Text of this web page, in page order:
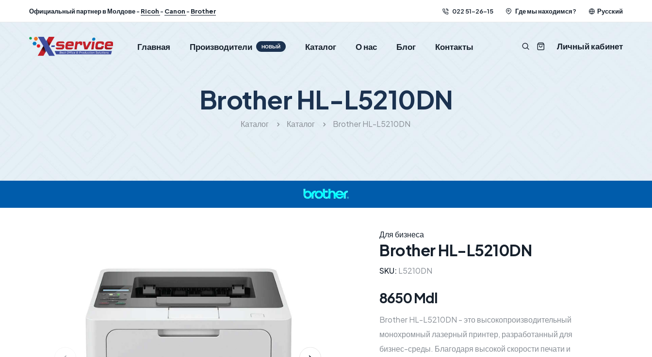
Официальный партнер в Молдове - Ricoh - Canon - Brother 022 51-26-15 Где мы находимся? Русский
Главная Производители НОВЫЙ Каталог О нас Блог Контакты Личный кабинет
Brother HL-L5210DN
Каталог Каталог Brother HL-L5210DN
Для бизнеса
Brother HL-L5210DN
SKU: L5210DN
8650 Mdl
Brother HL-L5210DN - это высокопроизводительный
монохромный лазерный принтер, разработанный для
бизнес-среды. Благодаря высокой скорости печати и